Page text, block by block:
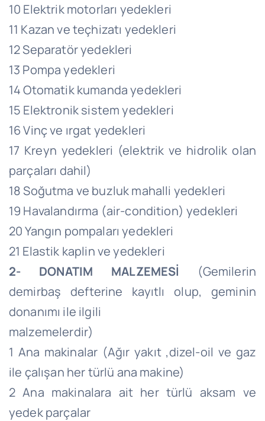
10 Elektrik motorları yedekleri
11 Kazan ve teçhizatı yedekleri
12 Separatör yedekleri
13 Pompa yedekleri
14 Otomatik kumanda yedekleri
15 Elektronik sistem yedekleri
16 Vinç ve ırgat yedekleri
17 Kreyn yedekleri (elektrik ve hidrolik olan
parçaları dahil)
18 Soğutma ve buzluk mahalli yedekleri
19 Havalandırma (air-condition) yedekleri
20 Yangın pompaları yedekleri
21 Elastik kaplin ve yedekleri
2- DONATIM MALZEMESİ (Gemilerin
demirbaş defterine kayıtlı olup, geminin
donanımı ile ilgili
malzemelerdir)
1 Ana makinalar (Ağır yakıt ,dizel-oil ve gaz
ile çalışan her türlü ana makine)
2 Ana makinalara ait her türlü aksam ve
yedek parçalar